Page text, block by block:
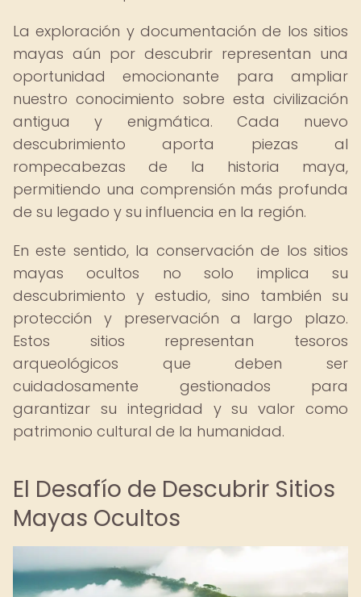
La exploración y documentación de los sitios
mayas aún por descubrir representan una
oportunidad emocionante para ampliar
nuestro conocimiento sobre esta civilización
antigua y enigmática. Cada nuevo
descubrimiento aporta piezas al
rompecabezas de la historia maya,
permitiendo una comprensión más profunda
de su legado y su influencia en la región.
En este sentido, la conservación de los sitios
mayas ocultos no solo implica su
descubrimiento y estudio, sino también su
protección y preservación a largo plazo.
Estos sitios representan tesoros
arqueológicos que deben ser
cuidadosamente gestionados para
garantizar su integridad y su valor como
patrimonio cultural de la humanidad.
El Desafío de Descubrir Sitios
Mayas Ocultos